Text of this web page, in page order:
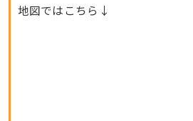
地図ではこちら↓